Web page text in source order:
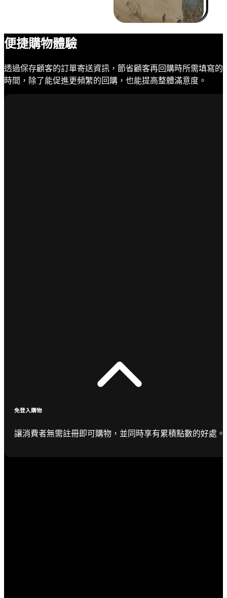
便捷購物體驗
透過保存顧客的訂單寄送資訊，節省顧客再回購時所需填寫的
時間，除了能促進更頻繁的回購，也能提高整體滿意度。
免登入購物
讓消費者無需註冊即可購物，並同時享有累積點數的好處。